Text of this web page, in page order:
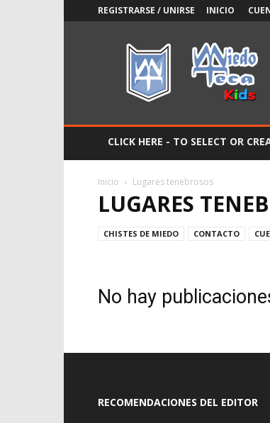
REGISTRARSE / UNIRSE INICIO
Miedoteca
CLICK HERE - TO SELECT OR
Inicio Lugares tenebrosos
LUGARES
CHISTES DE MIEDO CONTACTO
No hay
RECOMENDACIONES DEL EDITOR